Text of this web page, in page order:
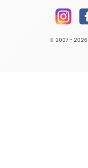
© 2007 - 2026